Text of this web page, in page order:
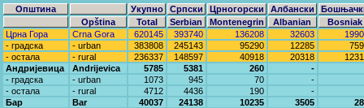
Општина Укупно Српски Црногорски Албански
Opština
Total Serbian Montenegrin Albanian
Bosniak
Црна Гора
Crna Gora 620145 393740 136208 32603
- градска
- urban 383808 245143 95290 12285
- остала
- rural 236337 148597 40918 20318
Андријевица
Andrijevica 5785 5381 260
-
- градска
- urban 1073 945 70
-
- остала
- rural 4712 4436 190
-
Бар
Bar 40037 24138 10235 3505